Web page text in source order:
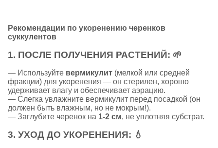
Рекомендации по укоренению черенков
суккулентов
1. ПОСЛЕ ПОЛУЧЕНИЯ РАСТЕНИЙ: 🌱
— Используйте вермикулит (мелкой или средней
фракции) для укоренения — он стерилен, хорошо
удерживает влагу и обеспечивает аэрацию.
— Слегка увлажните вермикулит перед посадкой (он
должен быть влажным, но не мокрым!).
— Заглубите черенок на 1-2 см, не уплотняя субстрат.
3. УХОД ДО УКОРЕНЕНИЯ: 💧